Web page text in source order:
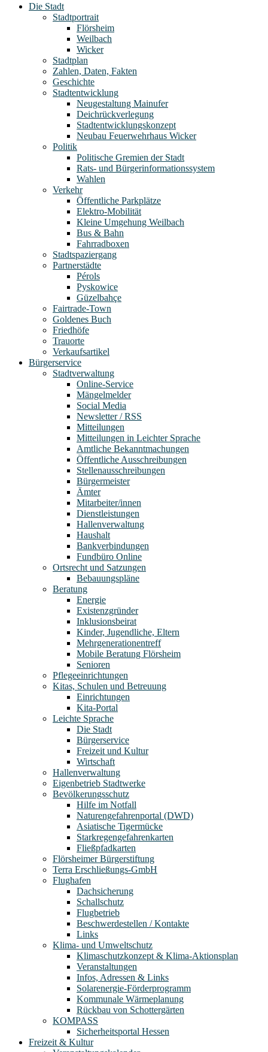
Die Stadt
Stadtportrait
Flörsheim
Weilbach
Wicker
Stadtplan
Zahlen, Daten, Fakten
Geschichte
Stadtentwicklung
Neugestaltung Mainufer
Deichrückverlegung
Stadtentwicklungskonzept
Neubau Feuerwehrhaus Wicker
Politik
Politische Gremien der Stadt
Rats- und Bürgerinformationssystem
Wahlen
Verkehr
Öffentliche Parkplätze
Elektro-Mobilität
Kleine Umgehung Weilbach
Bus & Bahn
Fahrradboxen
Stadtspaziergang
Partnerstädte
Pérols
Pyskowice
Güzelbahçe
Fairtrade-Town
Goldenes Buch
Friedhöfe
Trauorte
Verkaufsartikel
Bürgerservice
Stadtverwaltung
Online-Service
Mängelmelder
Social Media
Newsletter / RSS
Mitteilungen
Mitteilungen in Leichter Sprache
Amtliche Bekanntmachungen
Öffentliche Ausschreibungen
Stellenausschreibungen
Bürgermeister
Ämter
Mitarbeiter/innen
Dienstleistungen
Hallenverwaltung
Haushalt
Bankverbindungen
Fundbüro Online
Ortsrecht und Satzungen
Bebauungspläne
Beratung
Energie
Existenzgründer
Inklusionsbeirat
Kinder, Jugendliche, Eltern
Mehrgenerationentreff
Mobile Beratung Flörsheim
Senioren
Pflegeeinrichtungen
Kitas, Schulen und Betreuung
Einrichtungen
Kita-Portal
Leichte Sprache
Die Stadt
Bürgerservice
Freizeit und Kultur
Wirtschaft
Hallenverwaltung
Eigenbetrieb Stadtwerke
Bevölkerungsschutz
Hilfe im Notfall
Naturengefahrenportal (DWD)
Asiatische Tigermücke
Starkregengefahrenkarten
Fließpfadkarten
Flörsheimer Bürgerstiftung
Terra Erschließungs-GmbH
Flughafen
Dachsicherung
Schallschutz
Flugbetrieb
Beschwerdestellen / Kontakte
Links
Klima- und Umweltschutz
Klimaschutzkonzept & Klima-Aktionsplan
Veranstaltungen
Infos, Adressen & Links
Solarenergie-Förderprogramm
Kommunale Wärmeplanung
Rückbau von Schottergärten
KOMPASS
Sicherheitsportal Hessen
Freizeit & Kultur